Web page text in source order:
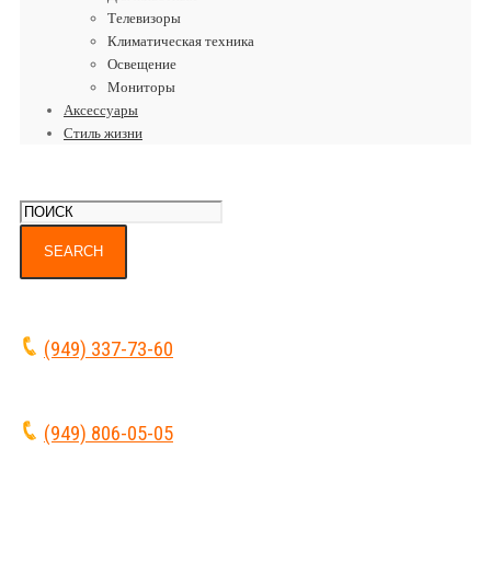
Телевизоры
Климатическая техника
Освещение
Мониторы
Аксессуары
Стиль жизни
(949) 337-73-60
(949) 806-05-05